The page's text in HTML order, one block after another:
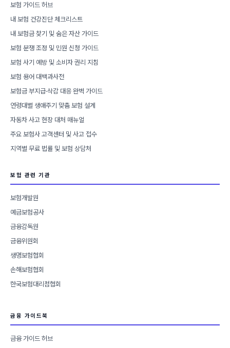
보험 가이드 허브
내 보험 건강진단 체크리스트
내 보험금 찾기 및 숨은 자산 가이드
보험 분쟁 조정 및 민원 신청 가이드
보험 사기 예방 및 소비자 권리 지침
보험 용어 대백과사전
보험금 부지급·삭감 대응 완벽 가이드
연령대별 생애주기 맞춤 보험 설계
자동차 사고 현장 대처 매뉴얼
주요 보험사 고객센터 및 사고 접수
지역별 무료 법률 및 보험 상담처
보험 관련 기관
보험개발원
예금보험공사
금융감독원
금융위원회
생명보험협회
손해보험협회
한국보험대리점협회
금융 가이드북
금융 가이드 허브